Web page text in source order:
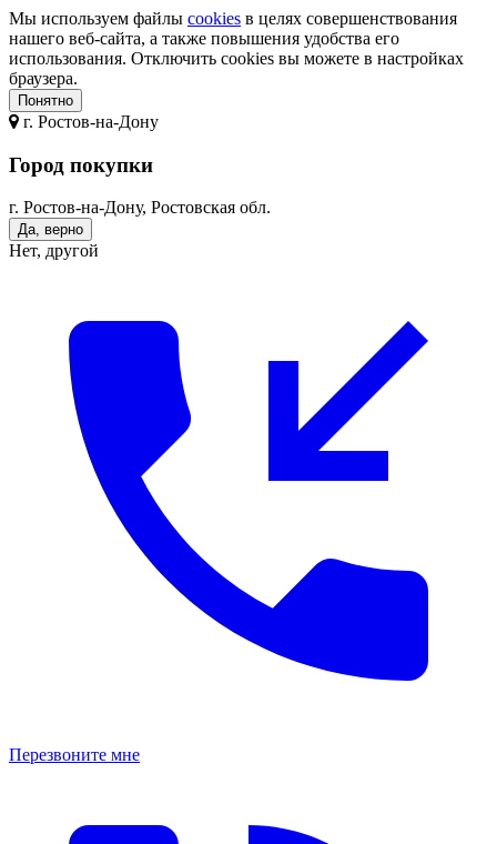
Мы используем файлы cookies в целях совершенствования
нашего веб-сайта, а также повышения удобства его
использования. Отключить cookies вы можете в настройках
браузера.
Понятно
г. Ростов-на-Дону
Город покупки
г. Ростов-на-Дону, Ростовская обл.
Да, верно
Нет, другой
Перезвоните мне